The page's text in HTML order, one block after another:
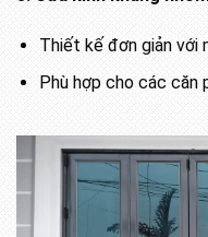
Thiết kế đơn giản với
Phù hợp cho các căn